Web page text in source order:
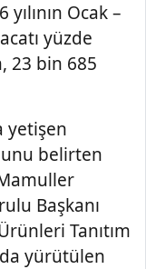
Ocak –
yüzde
23 bin 685
yetişen
belirten
Başkanı
Tanıtım
yürütülen